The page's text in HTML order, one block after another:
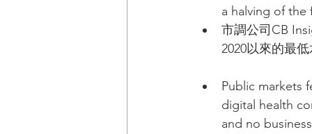
a halving of
市調公司CB
2020以來的最
Public markets
digital health
and no